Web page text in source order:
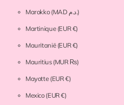
Marokko (MAD د.م.)
Martinique(EUR €)
Mauritanië(EUR €)
Mauritius(MUR ₨)
Mayotte(EUR €)
Mexico(EUR €)